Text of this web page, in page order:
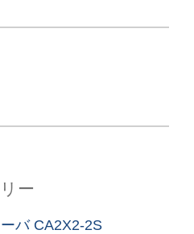
ー
バ CA2X2-2S